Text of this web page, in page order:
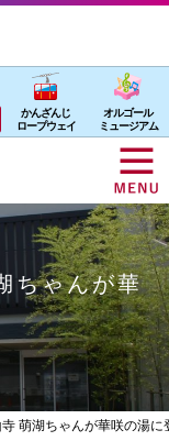
かんざんじ
ロープウェイ
オルゴール
ミュージアム
ちゃんが華
寺 萌湖ちゃんが華咲の湯に